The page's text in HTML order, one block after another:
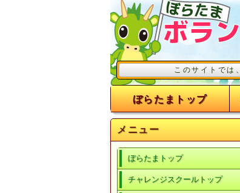
このサイトでは、さいた
ぼらたまトップ
メニュー
ぼらたまトップ
チャレンジスクールトップ